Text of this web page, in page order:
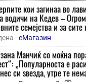
со ВАР
Лајонс го освои
+1
меморија може да ја
кои загинаа во
водичи на Кедев –
семејства и за сите
фасцинантни
тој
-еМагазин
Манчиќ со моќна
„Популарноста е
си ѕвезда, утре те